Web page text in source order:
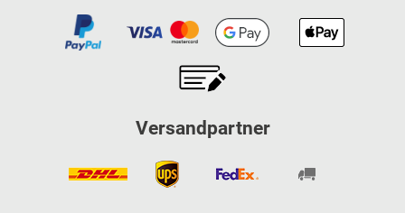
Versandpartner